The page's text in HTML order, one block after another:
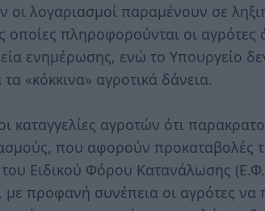
οι λογαριασμοί παραμένουν σε
πληροφορούνται οι αγρότες
ενημέρωσης, ενώ το Υπουργείο
«κόκκινα» αγροτικά δάνεια.
καταγγελίες αγροτών ότι
που αφορούν προκαταβολές
Ειδικού Φόρου Κατανάλωσης
με προφανή συνέπεια οι αγρότες να